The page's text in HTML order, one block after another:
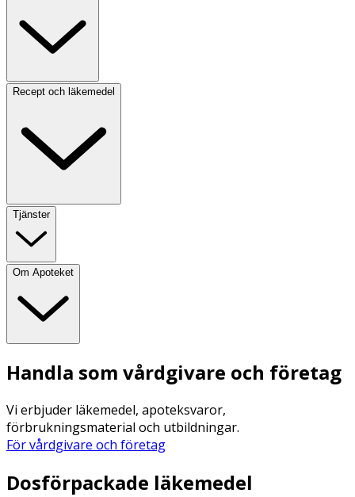
Recept och läkemedel
Tjänster
Om Apoteket
Handla som vårdgivare och företag
Vi erbjuder läkemedel, apoteksvaror,
förbrukningsmaterial och utbildningar.
För vårdgivare och företag
Dosförpackade läkemedel